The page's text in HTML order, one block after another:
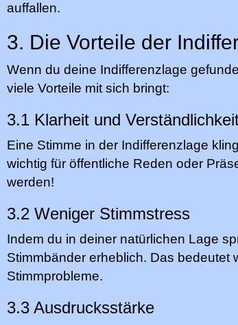
auffallen.
3. Die Vorteile der
Wenn du deine Indifferenzlage
viele Vorteile mit sich bringt:
3.1 Klarheit und
Eine Stimme in der Indifferenzlage
wichtig für öffentliche Reden oder
werden!
3.2 Weniger Stimmstress
Indem du in deiner natürlichen Lage
Stimmbänder erheblich. Das bedeutet
Stimmprobleme.
3.3 Ausdrucksstärke